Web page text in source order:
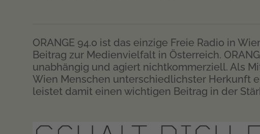
ORANGE 94.0 ist das einzige Freie Radio in
Beitrag zur Medienvielfalt in Österreich.
unabhängig und agiert nichtkommerziell. Als
Wien Menschen unterschiedlichster Herkunft
leistet damit einen wichtigen Beitrag in der